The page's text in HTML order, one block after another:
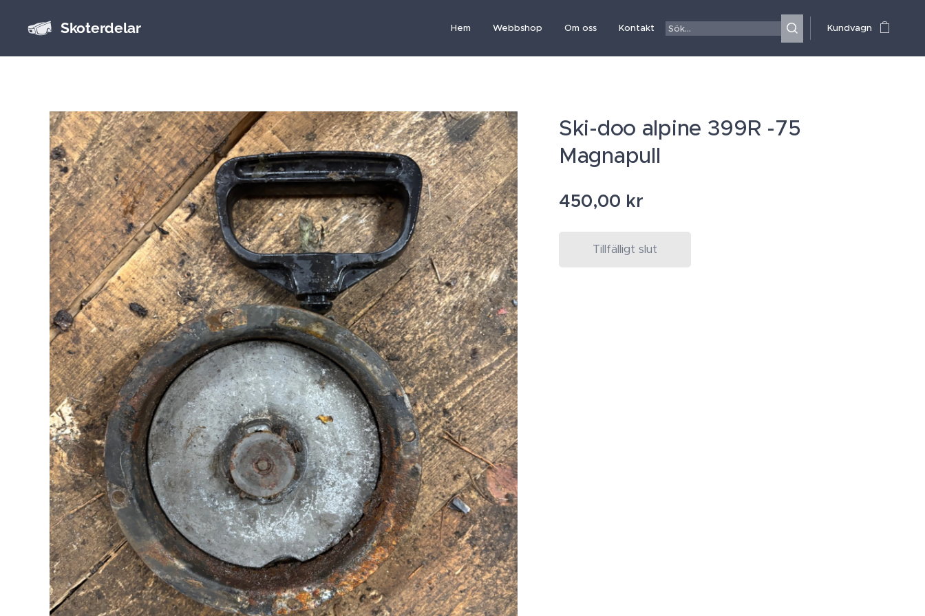
Skoterdelar Hem Webbshop Om oss Kontakt Kundvagn
Ski-doo alpine 399R -75
Magnapull
450,00 kr
Tillfälligt slut